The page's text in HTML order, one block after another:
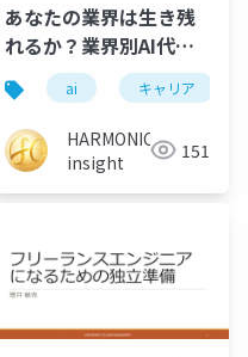
2050年 ai活用
あなたの業界は生き残
れるか？業界別AI代替
率ランキング 2025-
2050
ai キャリア
HARMONIC
insight
151